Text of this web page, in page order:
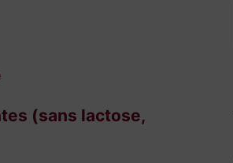
(sans lactose,